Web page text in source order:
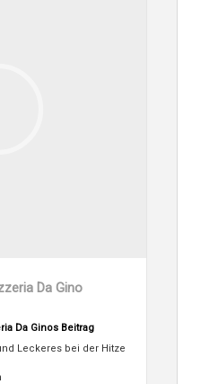
Da Gino
Da Ginos Beitrag
Leckeres bei der Hitze